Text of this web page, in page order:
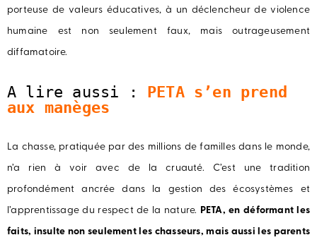
porteuse de valeurs éducatives, à un déclencheur de violence
humaine est non seulement faux, mais outrageusement
diffamatoire.
A lire aussi :
PETA s’en prend
aux manèges
La chasse, pratiquée par des millions de familles dans le monde,
n’a rien à voir avec de la cruauté. C’est une tradition
profondément ancrée dans la gestion des écosystèmes et
l’apprentissage du respect de la nature. PETA, en déformant les
faits, insulte non seulement les chasseurs, mais aussi les parents